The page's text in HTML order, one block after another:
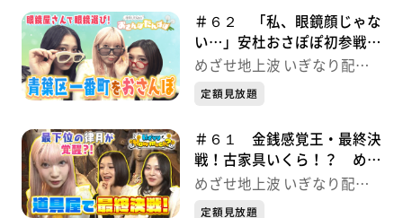
＃６２ 「私、眼鏡顔じゃな
い…」安杜おさぽぽ初参戦
めざせ地上波 いぎなり配信
めざせ地上波 いぎなり配信
中！
定額見放題
＃６１ 金銭感覚王・最終決
戦！古家具いくら！？ めざ
せ地上波 いぎなり配信中！
めざせ地上波 いぎなり配信
中！
定額見放題